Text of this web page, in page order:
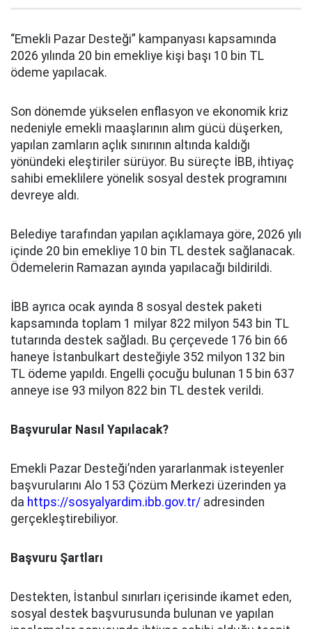
“Emekli Pazar Desteği” kampanyası kapsamında
2026 yılında 20 bin emekliye kişi başı 10 bin TL
ödeme yapılacak.
Son dönemde yükselen enflasyon ve ekonomik kriz
nedeniyle emekli maaşlarının alım gücü düşerken,
yapılan zamların açlık sınırının altında kaldığı
yönündeki eleştiriler sürüyor. Bu süreçte İBB, ihtiyaç
sahibi emeklilere yönelik sosyal destek programını
devreye aldı.
Belediye tarafından yapılan açıklamaya göre, 2026 yılı
içinde 20 bin emekliye 10 bin TL destek sağlanacak.
Ödemelerin Ramazan ayında yapılacağı bildirildi.
İBB ayrıca ocak ayında 8 sosyal destek paketi
kapsamında toplam 1 milyar 822 milyon 543 bin TL
tutarında destek sağladı. Bu çerçevede 176 bin 66
haneye İstanbulkart desteğiyle 352 milyon 132 bin
TL ödeme yapıldı. Engelli çocuğu bulunan 15 bin 637
anneye ise 93 milyon 822 bin TL destek verildi.
Başvurular Nasıl Yapılacak?
Emekli Pazar Desteği’nden yararlanmak isteyenler
başvurularını Alo 153 Çözüm Merkezi üzerinden ya
da https://sosyalyardim.ibb.gov.tr/ adresinden
gerçekleştirebiliyor.
Başvuru Şartları
Destekten, İstanbul sınırları içerisinde ikamet eden,
sosyal destek başvurusunda bulunan ve yapılan